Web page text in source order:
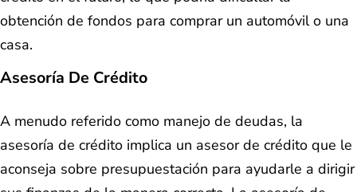
obtención de fondos para comprar un automóvil o una
casa.
Asesoría De Crédito
A menudo referido como manejo de deudas, la
asesoría de crédito implica un asesor de crédito que le
aconseja sobre presupuestación para ayudarle a dirigir